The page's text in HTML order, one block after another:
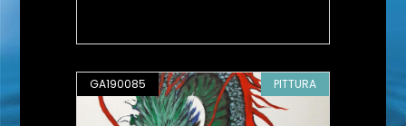
GA190085 PITTURA